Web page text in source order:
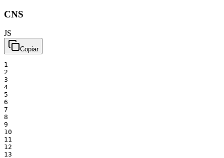
CNS
JS
Copiar
1
2
3
4
5
6
7
8
9
10
11
12
13